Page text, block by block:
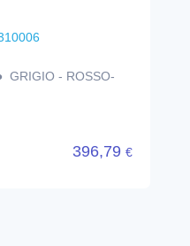
GRIGIO - ROSSO-
396,79 €